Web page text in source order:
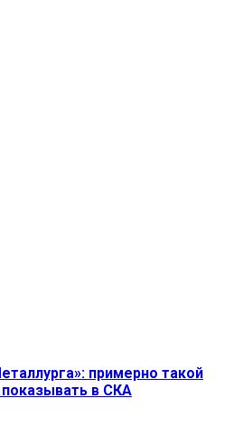
примерно такой
в СКА